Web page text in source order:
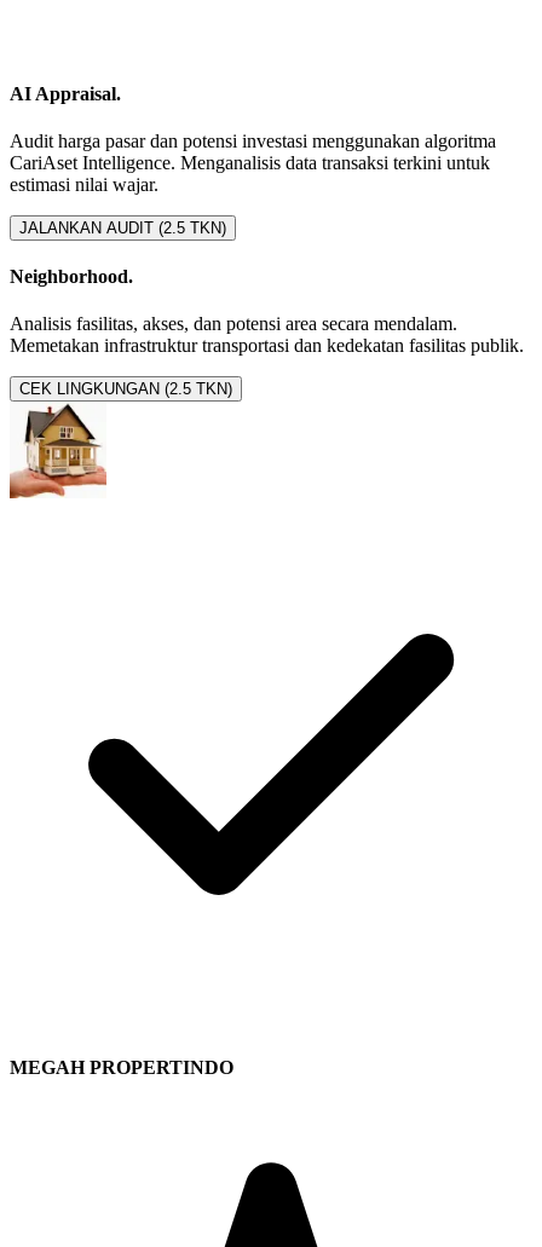
AI Appraisal.
Audit harga pasar dan potensi investasi menggunakan algoritma
CariAset Intelligence. Menganalisis data transaksi terkini untuk
estimasi nilai wajar.
JALANKAN AUDIT (2.5 TKN)
Neighborhood.
Analisis fasilitas, akses, dan potensi area secara mendalam.
Memetakan infrastruktur transportasi dan kedekatan fasilitas publik.
CEK LINGKUNGAN (2.5 TKN)
MEGAH PROPERTINDO